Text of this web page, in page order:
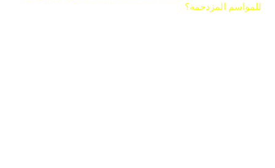
للمواسم المزدحمة؟